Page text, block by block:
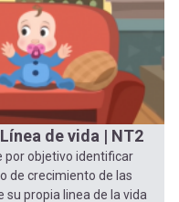
de vida | NT2
por objetivo identificar
de crecimiento de las
su propia linea de la vida